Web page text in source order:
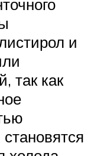
и
так как